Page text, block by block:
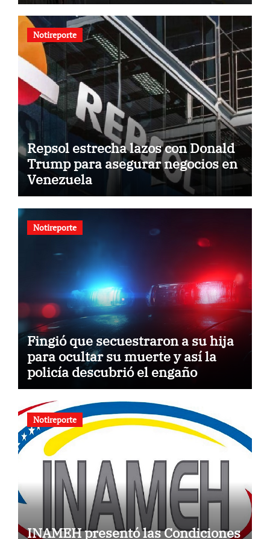
Notireporte
Repsol estrecha lazos con Donald
Trump para asegurar negocios en
Venezuela
Notireporte
Fingió que secuestraron a su hija
para ocultar su muerte y así la
policía descubrió el engaño
Notireporte
INAMEH presentó las Condiciones